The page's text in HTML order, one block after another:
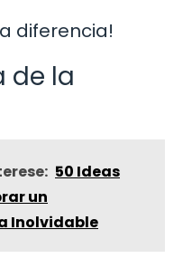
diferencia!
de la
50 Ideas
un
Inolvidable